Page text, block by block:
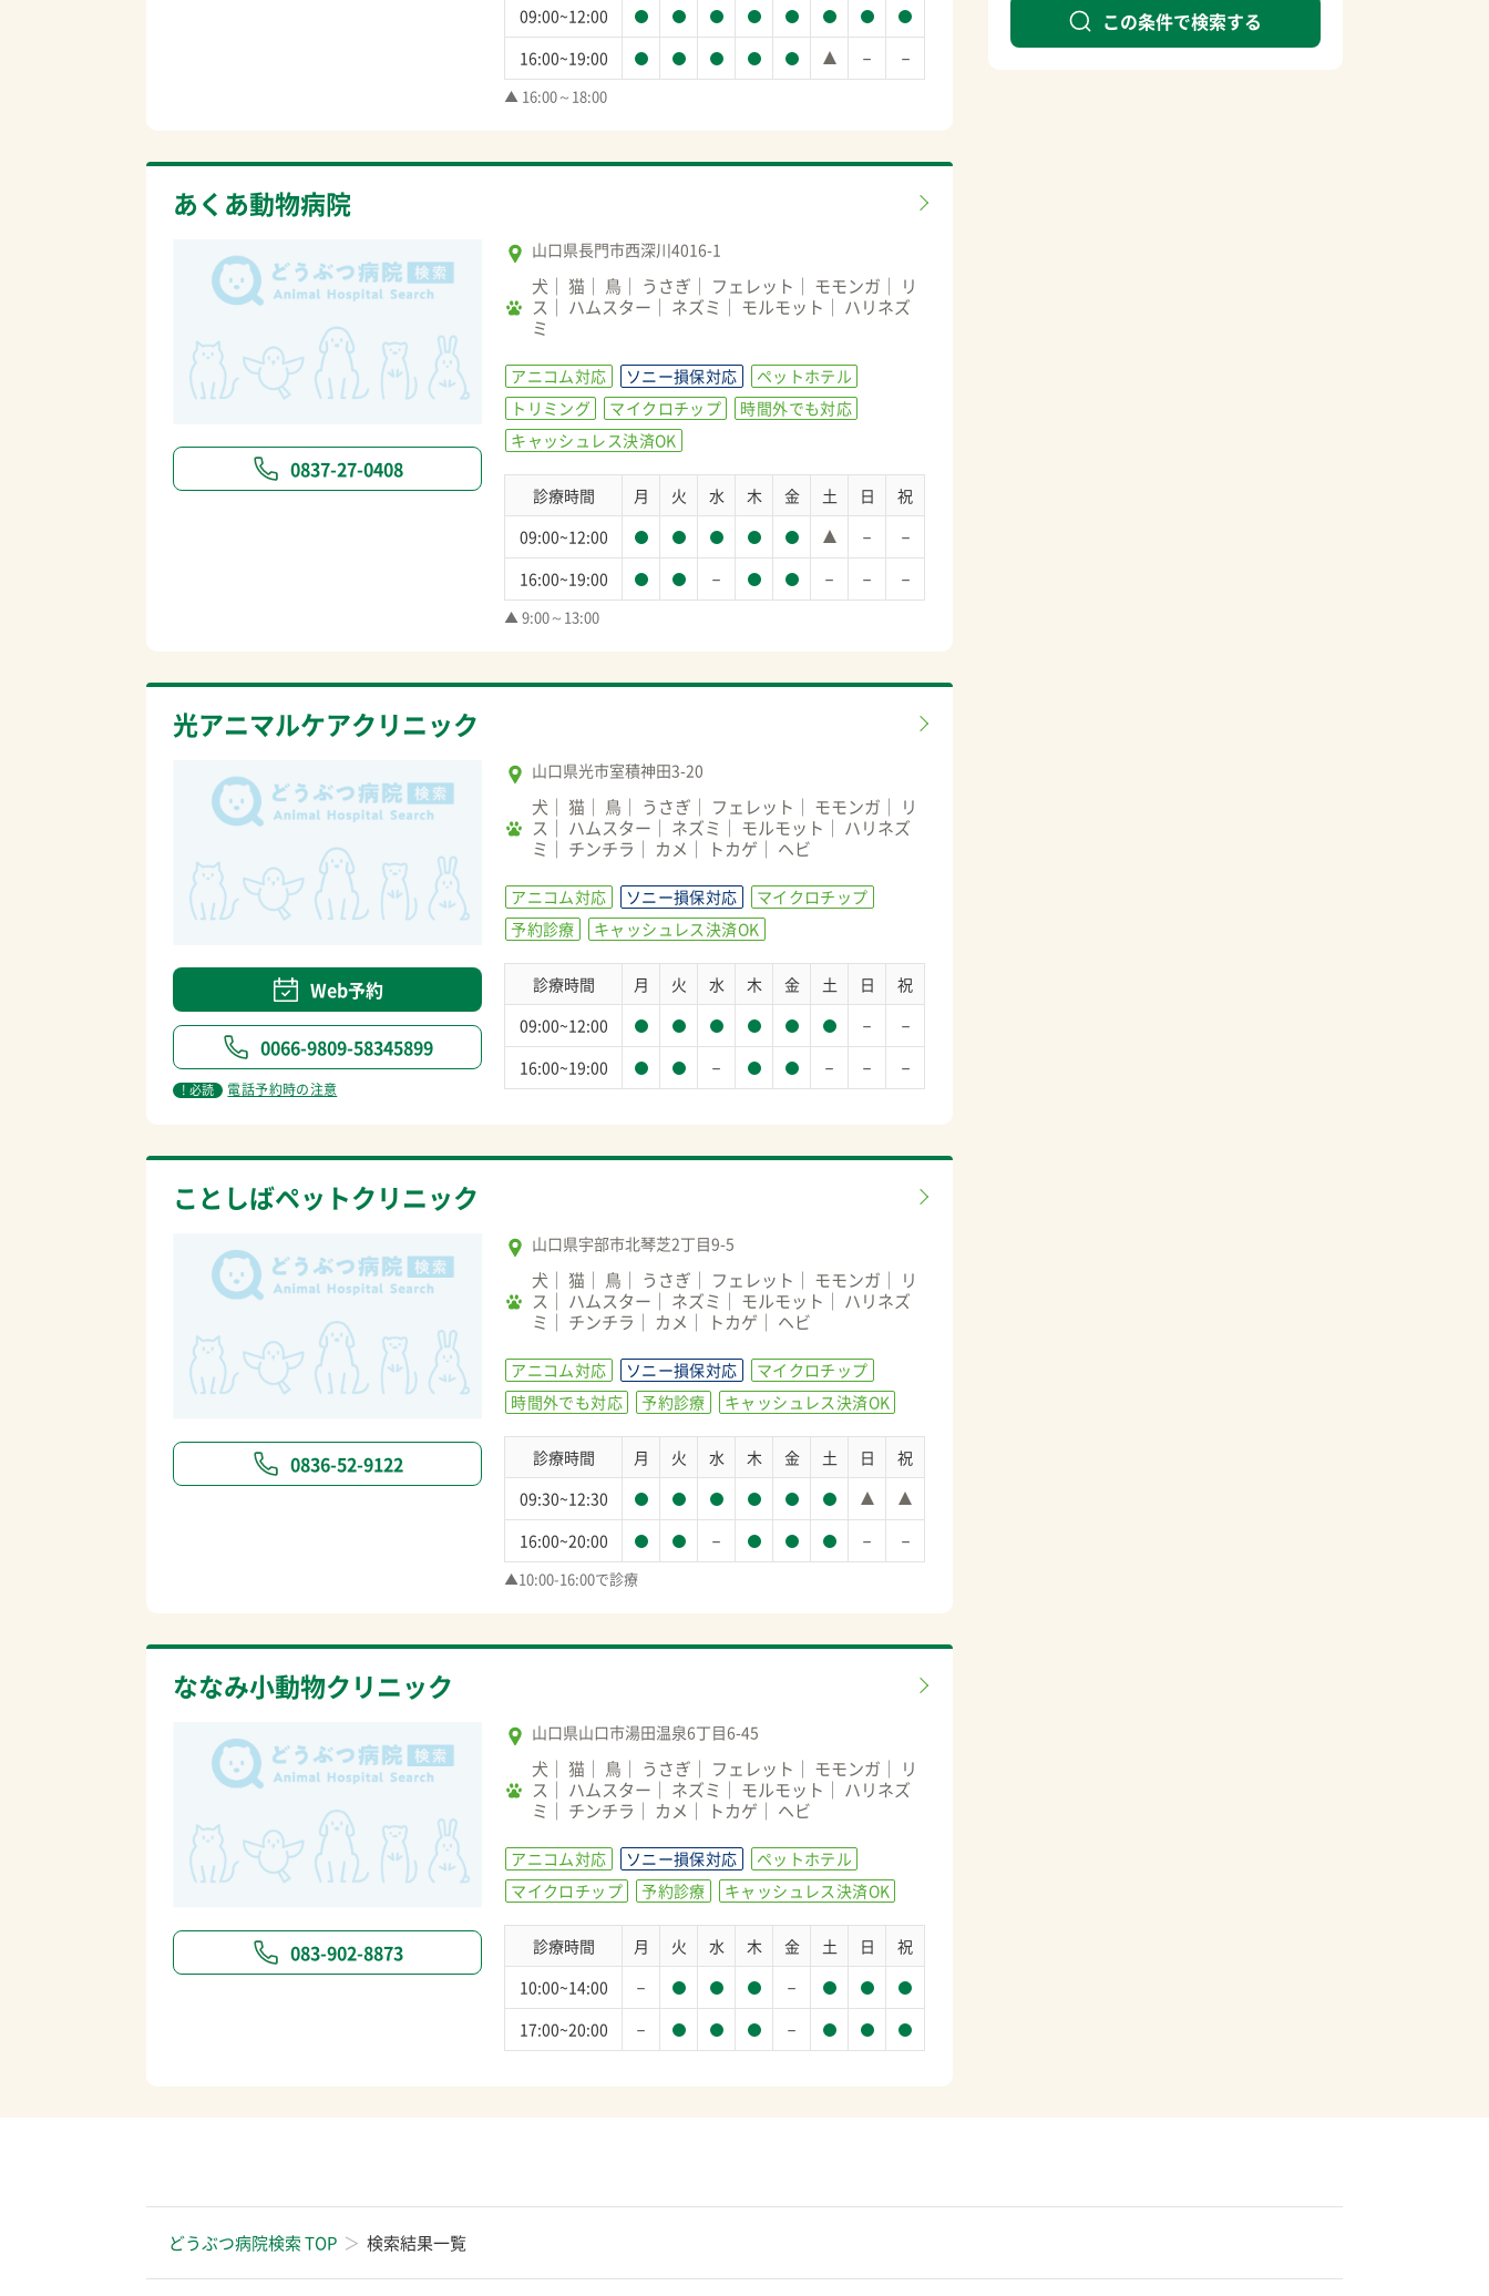
09:00~12:00
16:00~19:00
－ －
▲ 16:00～18:00
あくあ動物病院
0837-27-0408
山口県長門市西深川4016-1
犬 猫 鳥 うさぎ フェレット モモンガ
リ
ス
ハムスター ネズミ モルモット
ハリネズ
ミ
アニコム対応 ソニー損保対応
ペットホテル
トリミング
マイクロチップ
時間外でも対応
キャッシュレス決済OK
診療時間 月 火 水 木 金 土 日
祝
09:00~12:00
－ －
16:00~19:00 － － － －
▲ 9:00～13:00
光アニマルケアクリニック
Web予約
0066-9809-58345899
! 必読 電話予約時の注意
山口県光市室積神田3-20
犬 猫 鳥 うさぎ フェレット モモンガ
リ
ス
ハムスター ネズミ モルモット
ハリネズ
ミ
チンチラ カメ トカゲ ヘビ
アニコム対応 ソニー損保対応
マイクロチップ
予約診療
キャッシュレス決済OK
診療時間 月 火 水 木 金 土 日
祝
09:00~12:00
－ －
16:00~19:00 － － － －
ことしばペットクリニック
0836-52-9122
山口県宇部市北琴芝2丁目9-5
犬 猫 鳥 うさぎ フェレット モモンガ
リ
ス
ハムスター ネズミ モルモット
ハリネズ
ミ
チンチラ カメ トカゲ ヘビ
アニコム対応 ソニー損保対応
マイクロチップ
時間外でも対応
予約診療 キャッシュレス決済OK
診療時間 月 火 水 木 金 土 日
祝
09:30~12:30
16:00~20:00
－ － －
▲10:00-16:00で診療
ななみ小動物クリニック
083-902-8873
山口県山口市湯田温泉6丁目6-45
犬 猫 鳥 うさぎ フェレット モモンガ
リ
ス
ハムスター ネズミ モルモット
ハリネズ
ミ
チンチラ カメ トカゲ ヘビ
アニコム対応 ソニー損保対応
ペットホテル
マイクロチップ
予約診療 キャッシュレス決済OK
診療時間 月 火 水 木 金 土 日
祝
10:00~14:00
－ －
17:00~20:00 － －
この条件で検索する
どうぶつ病院検索 TOP 検索結果一覧